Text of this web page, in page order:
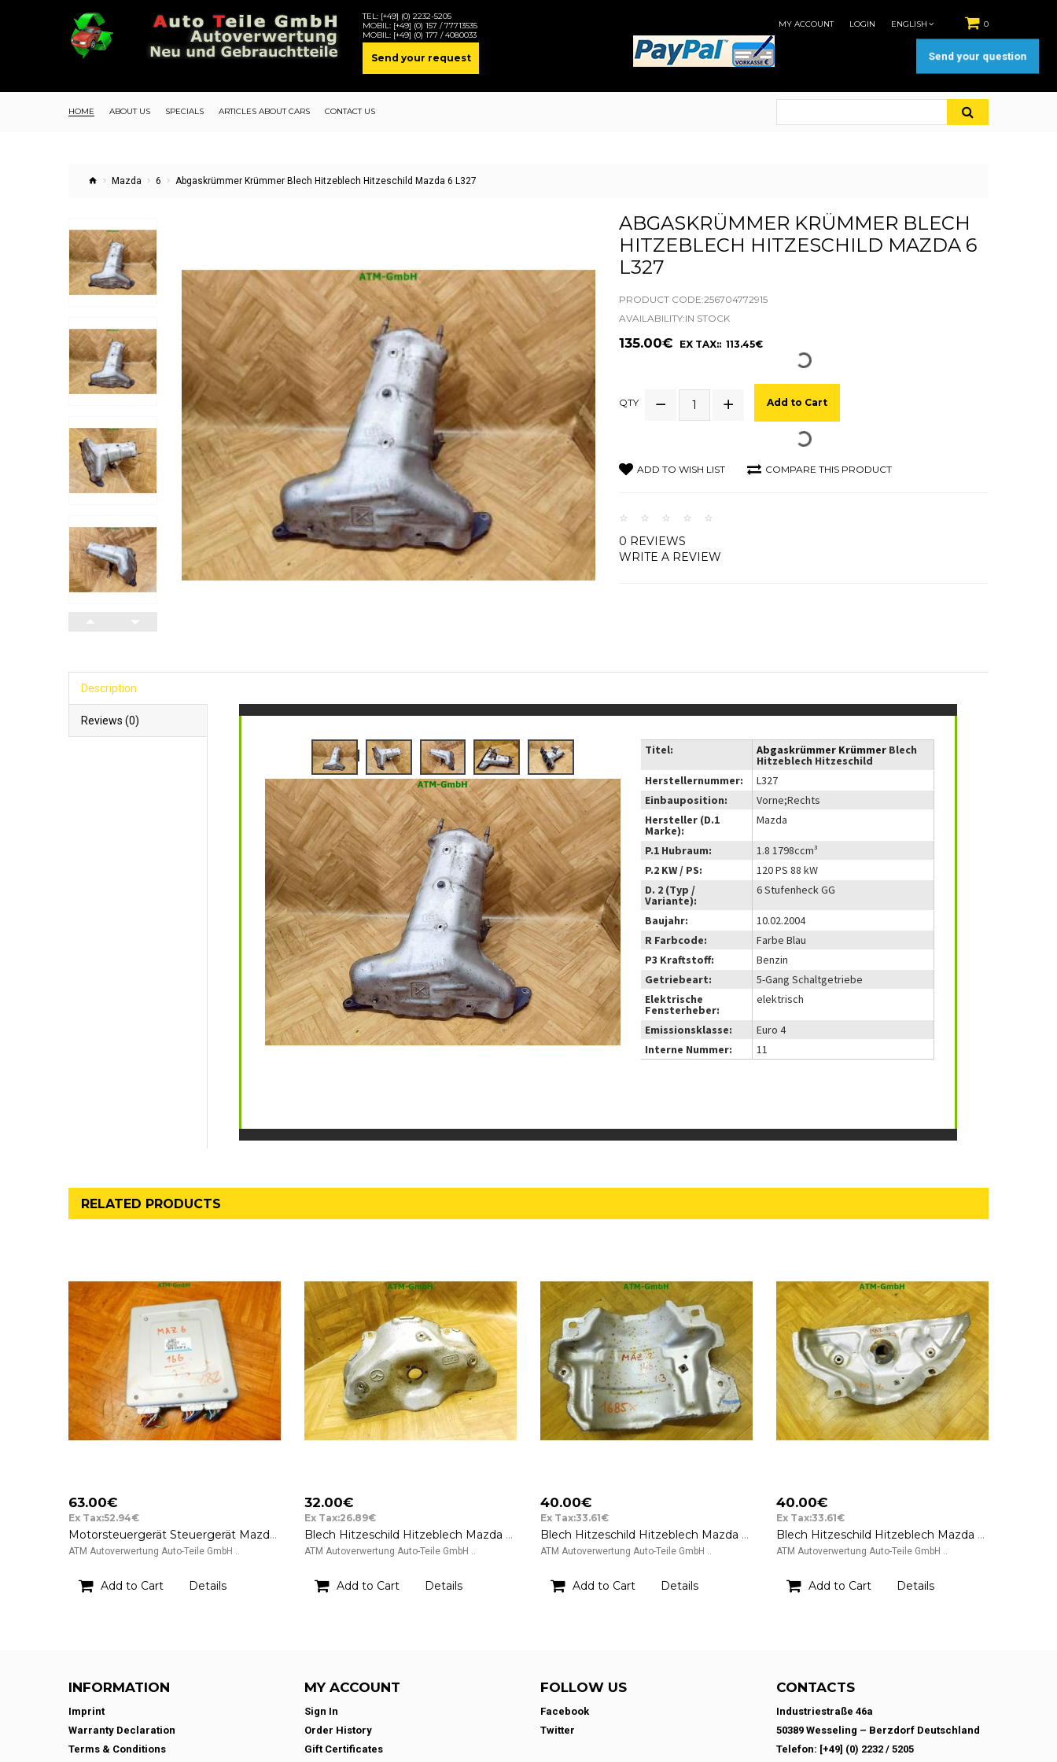
TEL: [+49] (0) 2232-5205
MOBIL: [+49] (0) 157 / 77713535
MOBIL: [+49] (0) 177 / 4080033
Send your request
0
MY ACCOUNT LOGIN ENGLISH
HOME ABOUT US SPECIALS ARTICLES ABOUT CARS CONTACT US
Mazda 6 Abgaskrümmer Krümmer Blech Hitzeblech Hitzeschild Mazda 6 L327
ABGASKRÜMMER KRÜMMER BLECH
HITZEBLECH HITZESCHILD MAZDA 6
L327
PRODUCT CODE:256704772915
AVAILABILITY:IN STOCK
135.00€ EX TAX:: 113.45€
QTY Add to Cart
ADD TO WISH LIST COMPARE THIS PRODUCT
0 REVIEWS
WRITE A REVIEW
Description
Reviews (0)
Titel: Abgaskrümmer Krümmer Blech
Hitzeblech Hitzeschild
Herstellernummer:
L327
Einbauposition:
Vorne;Rechts
Hersteller (D.1
Marke):
Mazda
P.1 Hubraum:
1.8 1798ccm³
P.2 KW / PS:
120 PS 88 kW
D. 2 (Typ /
Variante):
6 Stufenheck GG
Baujahr:
10.02.2004
R Farbcode:
Farbe Blau
P3 Kraftstoff:
Benzin
Getriebeart:
5-Gang Schaltgetriebe
Elektrische
Fensterheber:
elektrisch
Emissionsklasse:
Euro 4
Interne Nummer:
11
RELATED PRODUCTS
63.00€
Ex Tax:52.94€
Motorsteuergerät Steuergerät Mazda 6 L327 18 881D
ATM Autoverwertung Auto-Teile GmbH ..
Add to Cart Details
32.00€
Ex Tax:26.89€
Blech Hitzeschild Hitzeblech Mazda 2 ZJ21
ATM Autoverwertung Auto-Teile GmbH ..
Add to Cart Details
40.00€
Ex Tax:33.61€
Blech Hitzeschild Hitzeblech Mazda 2 II ZJ23
ATM Autoverwertung Auto-Teile GmbH ..
Add to Cart Details
40.00€
Ex Tax:33.61€
Blech Hitzeschild Hitzeblech Mazda 2 II ZJ21
ATM Autoverwertung Auto-Teile GmbH ..
Add to Cart Details
INFORMATION
Imprint
Warranty Declaration
Terms & Conditions
MY ACCOUNT
Sign In
Order History
Gift Certificates
FOLLOW US
Facebook
Twitter
CONTACTS
Industriestraße 46a
50389 Wesseling – Berzdorf Deutschland
Telefon: [+49] (0) 2232 / 5205
Send your question